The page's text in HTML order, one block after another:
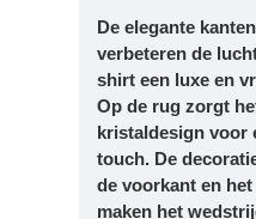
De elegante
verbeteren de
shirt een luxe en
Op de rug zorgt
kristaldesign voor
touch. De
de voorkant en
maken het